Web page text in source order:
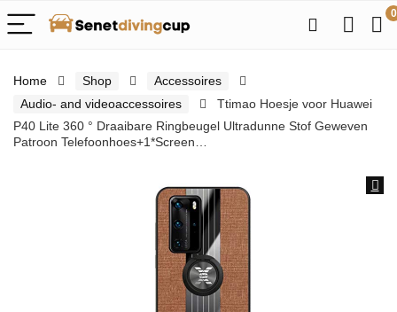
0
Home Shop
Accessoires
Audio- and videoaccessoires
Ttimao Hoesje voor Huawei
P40 Lite 360 ° Draaibare Ringbeugel Ultradunne Stof Geweven
Patroon Telefoonhoes+1*Screen…